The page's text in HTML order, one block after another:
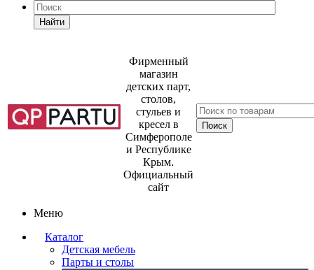
Найти
Фирменный
магазин
детских парт,
столов,
стульев и
кресел в
Симферополе
и Республике
Крым.
Официальный
сайт
Меню
Каталог
Детская мебель
Парты и столы